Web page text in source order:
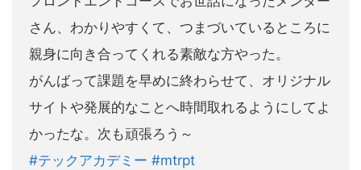
さん、わかりやすくて、つまづいているところに
親身に向き合ってくれる素敵な方やった。
がんばって課題を早めに終わらせて、オリジナル
サイトや発展的なことへ時間取れるようにしてよ
かったな。次も頑張ろう～
#テックアカデミー #mtrpt